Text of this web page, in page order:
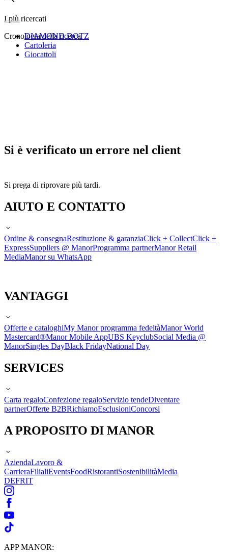
I più ricercati
Cronologia della ricerca
DIAMOND DOTZ
Cartoleria
Giocattoli
Si è verificato un errore nel client
Si prega di riprovare più tardi.
AIUTO E CONTATTO
Ordine & consegnaRestituzione & garanziaClick + CollectClick +
ExpressSuppliers @ ManorProgramma partnerManor Retail
MediaManor su WhatsApp
VANTAGGI
Offerte e cataloghiMy Manor programma fedeltàManor World
Mastercard®Manor Mobile AppUBS KeyclubSocial Media @
ManorSingles DayBlack FridayNational Day
SERVICES
Carta regaloConfezione regaloServizio tendeDiventare
partnerOfferte B2BRichiamoEsclusioniConcorsi
A PROPOSITO DI MANOR
AziendaLavoro &
CarrieraFilialiEventsFoodRistorantiSostenibilitàMedia
DEFRIT
APP MANOR: